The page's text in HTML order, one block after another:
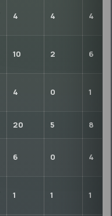
4 4 4
10 2 6
4 0 1
20 5 8
6 0 4
1 1 1